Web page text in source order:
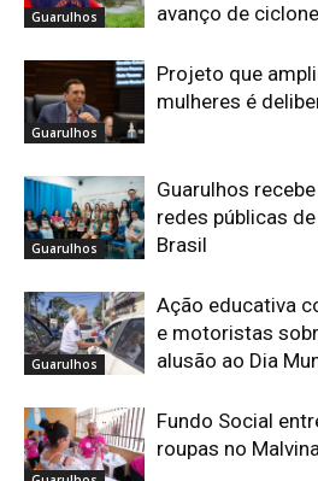
Guarulhos
avanço de
Guarulhos
Projeto que
mulheres é
Guarulhos
Guarulhos
redes públicas
Brasil
Guarulhos
Ação educativa
e motoristas
alusão ao Dia
Fundo Social
roupas no